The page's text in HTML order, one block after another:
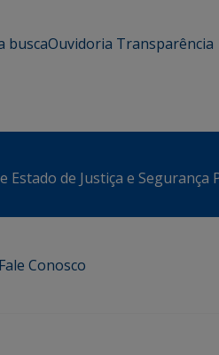
buscaOuvidoria Transparência
Estado de Justiça e Segurança
Fale Conosco